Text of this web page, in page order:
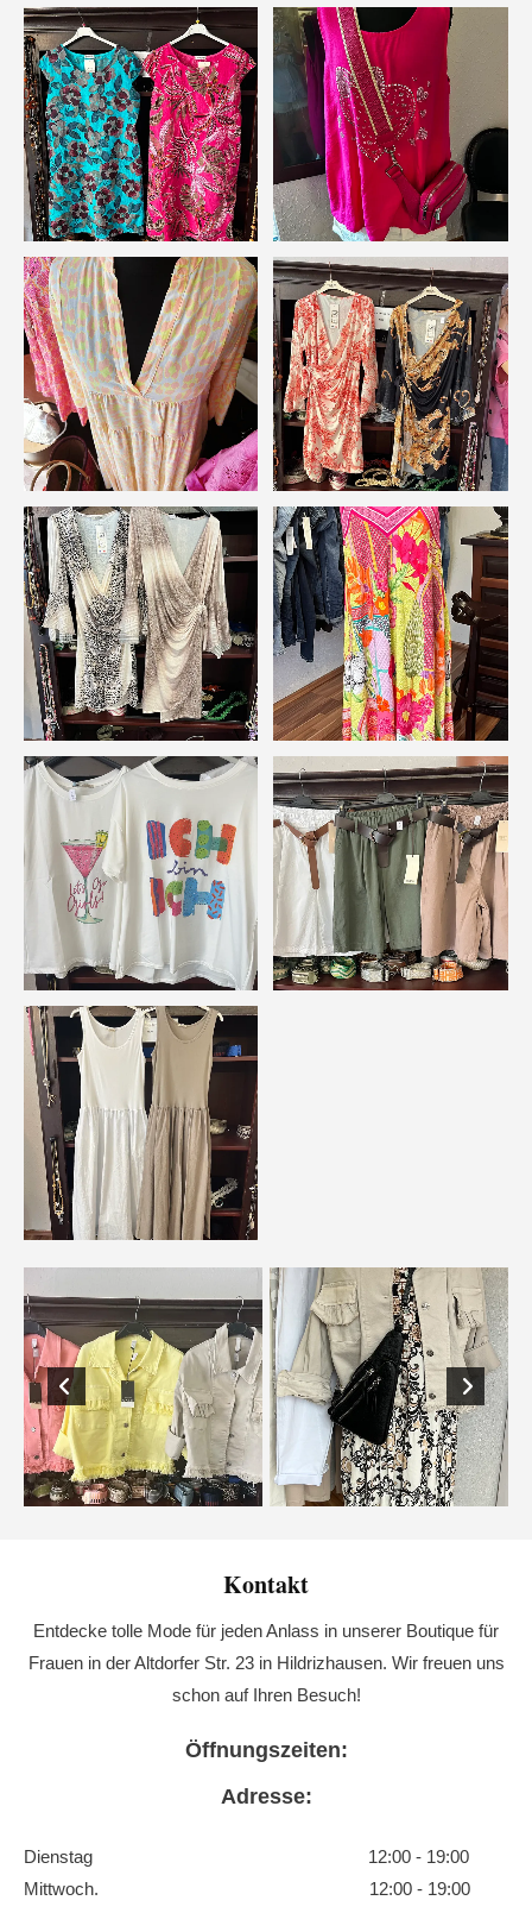
Kontakt
Entdecke tolle Mode für jeden Anlass in unserer Boutique für
Frauen in der Altdorfer Str. 23 in Hildrizhausen. Wir freuen uns
schon auf Ihren Besuch!
Öffnungszeiten:
Adresse:
Dienstag 12:00 - 19:00
Mittwoch. 12:00 - 19:00